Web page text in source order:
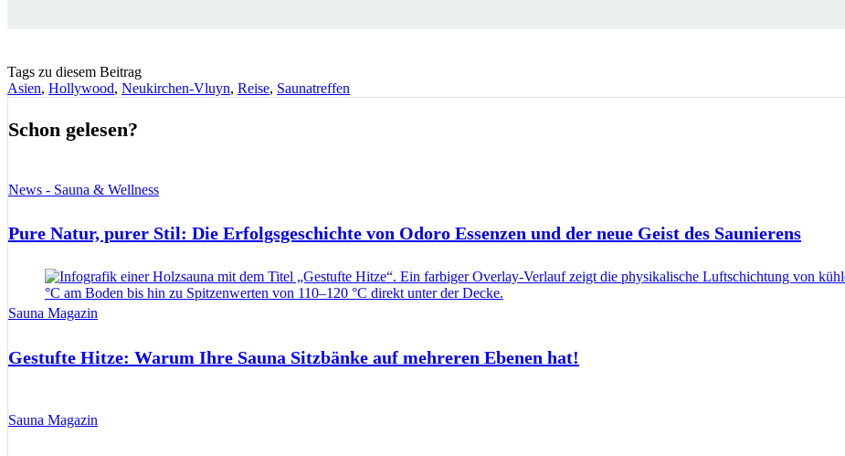
Tags zu diesem Beitrag
Asien, Hollywood, Neukirchen-Vluyn, Reise, Saunatreffen
Schon gelesen?
News - Sauna & Wellness
Pure Natur, purer Stil: Die Erfolgsgeschichte von Odoro Essenzen und der neue Geist des Saunierens
Sauna Magazin
Gestufte Hitze: Warum Ihre Sauna Sitzbänke auf mehreren Ebenen hat!
Sauna Magazin